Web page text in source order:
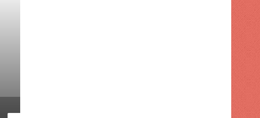
TECNOLOGIA
1 semana hace
Mater superó los ingresos,
libre cayó un